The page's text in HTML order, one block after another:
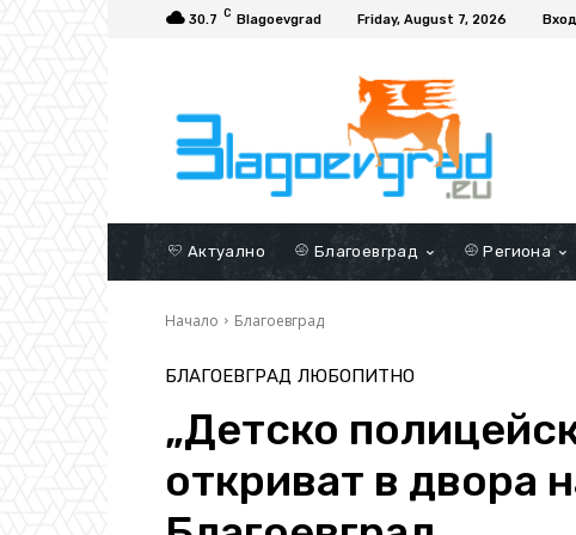
30.7 C Blagoevgrad Friday, August 7, 2026
Актуално Благоевград Региона
Начало Благоевград
БЛАГОЕВГРАД ЛЮБОПИТНО
„Детско
откриват в двора